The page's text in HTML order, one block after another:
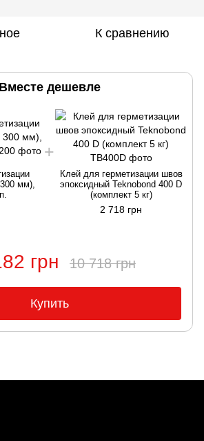
К сравнению
Вместе дешевле
мм),
Клей для герметизации швов
эпоксидный Teknobond 400 D
(комплект 5 кг)
2 718 грн
грн 10 718 грн
Купить